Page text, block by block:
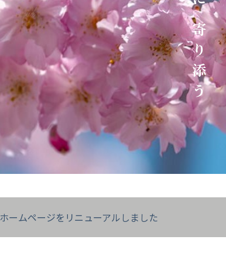
に
寄
り
添
う
ホームページをリニューアルしました